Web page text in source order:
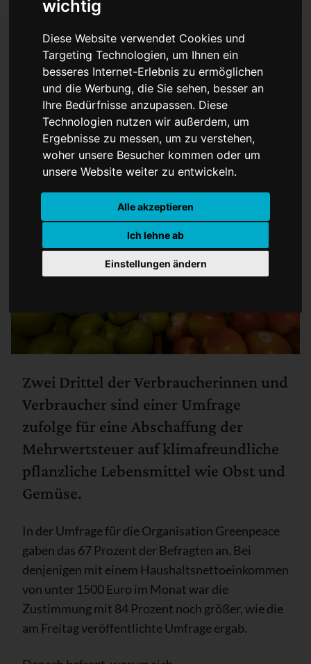
wichtig
Diese Website verwendet Cookies und
Targeting Technologien, um Ihnen ein
besseres Internet-Erlebnis zu ermöglichen
und die Werbung, die Sie sehen, besser an
Ihre Bedürfnisse anzupassen. Diese
Technologien nutzen wir außerdem, um
Ergebnisse zu messen, um zu verstehen,
woher unsere Besucher kommen oder um
unsere Website weiter zu entwickeln.
Alle akzeptieren
Ich lehne ab
Einstellungen ändern
Mehrwertsteuer auf Obst
und Gemüse muss
wegfallen
Zwei Drittel der Verbraucherinnen und
Verbraucher sind einer Umfrage
zufolge für eine Abschaffung der
Mehrwertsteuer auf klimafreundliche
pflanzliche Lebensmittel wie Obst und
Gemüse.
In der Umfrage für die Organisation Greenpeace
gaben das 67 Prozent der Befragten an. Bei
denjenigen mit einem Haushaltsnettoeinkommen
von unter 1500 Euro im Monat war die
Zustimmung mit 84 Prozent noch größer, wie die
am Freitag veröffentlichte Umfrage ergab.